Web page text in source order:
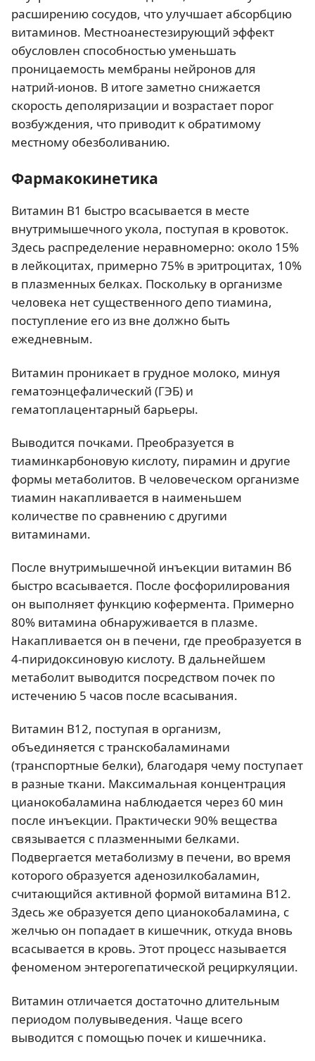
расширению сосудов, что улучшает абсорбцию
витаминов. Местноанестезирующий эффект
обусловлен способностью уменьшать
проницаемость мембраны нейронов для
натрий-ионов. В итоге заметно снижается
скорость деполяризации и возрастает порог
возбуждения, что приводит к обратимому
местному обезболиванию.
Фармакокинетика
Витамин B1 быстро всасывается в месте
внутримышечного укола, поступая в кровоток.
Здесь распределение неравномерно: около 15%
в лейкоцитах, примерно 75% в эритроцитах, 10%
в плазменных белках. Поскольку в организме
человека нет существенного депо тиамина,
поступление его из вне должно быть
ежедневным.
Витамин проникает в грудное молоко, минуя
гематоэнцефалический (ГЭБ) и
гематоплацентарный барьеры.
Выводится почками. Преобразуется в
тиаминкарбоновую кислоту, пирамин и другие
формы метаболитов. В человеческом организме
тиамин накапливается в наименьшем
количестве по сравнению с другими
витаминами.
После внутримышечной инъекции витамин B6
быстро всасывается. После фосфорилирования
он выполняет функцию кофермента. Примерно
80% витамина обнаруживается в плазме.
Накапливается он в печени, где преобразуется в
4-пиридоксиновую кислоту. В дальнейшем
метаболит выводится посредством почек по
истечению 5 часов после всасывания.
Витамин B12, поступая в организм,
объединяется с транскобаламинами
(транспортные белки), благодаря чему поступает
в разные ткани. Максимальная концентрация
цианокобаламина наблюдается через 60 мин
после инъекции. Практически 90% вещества
связывается с плазменными белками.
Подвергается метаболизму в печени, во время
которого образуется аденозилкобаламин,
считающийся активной формой витамина B12.
Здесь же образуется депо цианокобаламина, с
желчью он попадает в кишечник, откуда вновь
всасывается в кровь. Этот процесс называется
феноменом энтерогепатической рециркуляции.
Витамин отличается достаточно длительным
периодом полувыведения. Чаще всего
выводится с помощью почек и кишечника.